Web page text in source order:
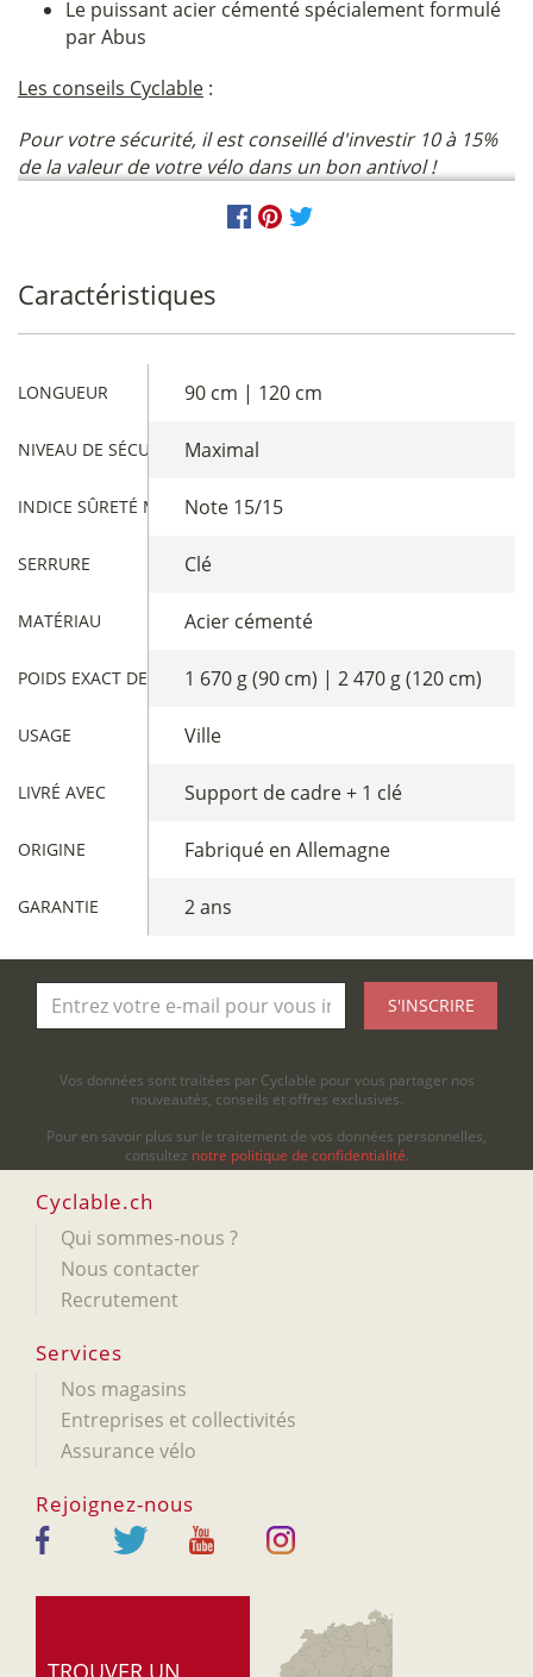
Le puissant acier cémenté spécialement formulé
par Abus
Les conseils Cyclable :
Pour votre sécurité, il est conseillé d'investir 10 à 15%
de la valeur de votre vélo dans un bon antivol !
Caractéristiques
LONGUEUR 90 cm | 120 cm
NIVEAU DE SÉCURITÉ ANTIVOL
Maximal
INDICE SÛRETÉ MARQUENote 15/15
SERRURE Clé
MATÉRIAU Acier cémenté
POIDS EXACT DE L'ANTIVOL1 670 g (90 cm) | 2 470 g (120 cm)
USAGE Ville
LIVRÉ AVEC Support de cadre + 1 clé
ORIGINE Fabriqué en Allemagne
GARANTIE 2 ans
S'INSCRIRE
Vos données sont traitées par Cyclable pour vous partager nos
nouveautés, conseils et offres exclusives.
Pour en savoir plus sur le traitement de vos données personnelles,
consultez notre politique de confidentialité.
Cyclable.ch
Qui sommes-nous ?
Nous contacter
Recrutement
Services
Nos magasins
Entreprises et collectivités
Assurance vélo
Rejoignez-nous
TROUVER UN